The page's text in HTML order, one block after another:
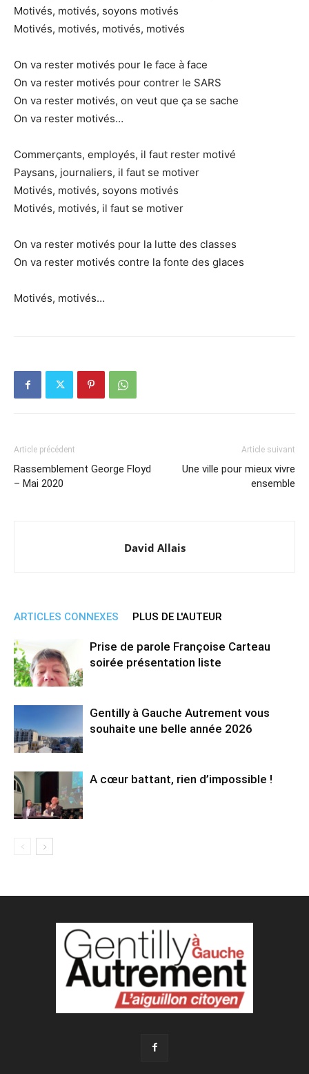
Motivés, motivés, soyons motivés
Motivés, motivés, motivés, motivés
On va rester motivés pour le face à face
On va rester motivés pour contrer le SARS
On va rester motivés, on veut que ça se sache
On va rester motivés…
Commerçants, employés, il faut rester motivé
Paysans, journaliers, il faut se motiver
Motivés, motivés, soyons motivés
Motivés, motivés, il faut se motiver
On va rester motivés pour la lutte des classes
On va rester motivés contre la fonte des glaces
Motivés, motivés…
Article précédent
Rassemblement George Floyd
– Mai 2020
Article suivant
Une ville pour mieux vivre
ensemble
David Allais
ARTICLES CONNEXES PLUS DE L'AUTEUR
Prise de parole Françoise Carteau
soirée présentation liste
Gentilly à Gauche Autrement vous
souhaite une belle année 2026
A cœur battant, rien d’impossible !